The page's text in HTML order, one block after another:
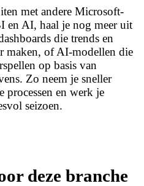
met andere Microsoft-
en AI, haal je nog meer uit
die trends en
maken, of AI-modellen die
op basis van
Zo neem je sneller
processen en werk je
seizoen.
deze branche